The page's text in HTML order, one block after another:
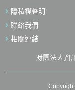
隱私權聲明
聯絡我們
相關連結
財團法人資